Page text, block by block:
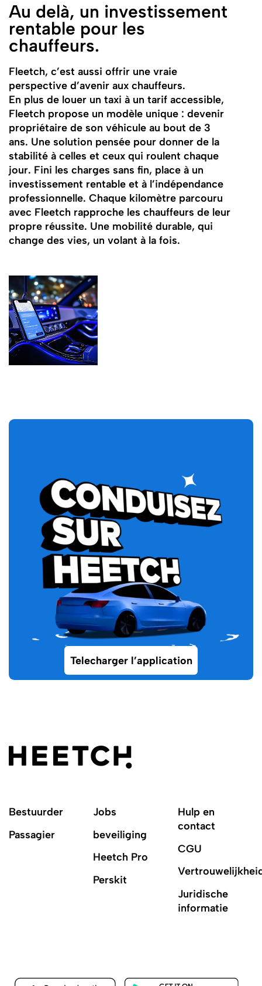
Telecharger l’application
Au delà, un investissement
rentable pour les
chauffeurs.
Fleetch, c’est aussi offrir une vraie
perspective d’avenir aux chauffeurs.
En plus de louer un taxi à un tarif accessible,
Fleetch propose un modèle unique : devenir
propriétaire de son véhicule au bout de 3
ans. Une solution pensée pour donner de la
stabilité à celles et ceux qui roulent chaque
jour. Fini les charges sans fin, place à un
investissement rentable et à l’indépendance
professionnelle. Chaque kilomètre parcouru
avec Fleetch rapproche les chauffeurs de leur
propre réussite. Une mobilité durable, qui
change des vies, un volant à la fois.
Bestuurder
Passagier
Jobs
beveiliging
Heetch Pro
Perskit
Hulp en
contact
CGU
Juridische
informatie